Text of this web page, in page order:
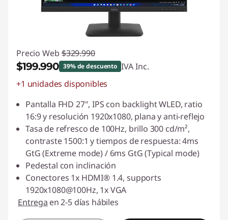
Precio Web $329.990
$199.990 39% de descuento IVA Inc.
Ahorros instantáneos :
+1 unidades disponibles
Pantalla FHD 27", IPS con backlight WLED, ratio
16:9 y resolución 1920x1080, plana y anti-reflejo
Tasa de refresco de 100Hz, brillo 300 cd/m²,
contraste 1500:1 y tiempos de respuesta: 4ms
GtG (Extreme mode) / 6ms GtG (Typical mode)
Pedestal con inclinación
Conectores 1x HDMI® 1.4, supports
1920x1080@100Hz, 1x VGA
Entrega en 2-5 días hábiles